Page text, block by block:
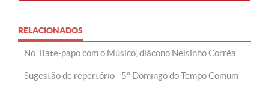
RELACIONADOS
No 'Bate-papo com o Músico', diácono Nelsinho Corrêa
Sugestão de repertório - 5º Domingo do Tempo Comum